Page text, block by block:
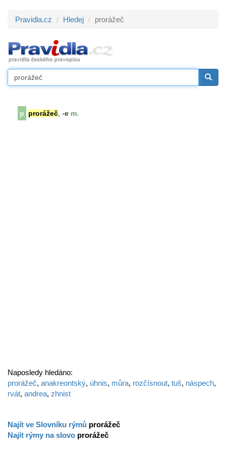
Pravidla.cz Hledej prorážeč
p prorážeč , -e m.
Naposledy hledáno:
prorážeč, anakreontský, úhnis, můra, rozčísnout, tuš, náspech,
rvát, andrea, zhnist
Najít ve Slovníku rýmů prorážeč
Najít rýmy na slovo prorážeč